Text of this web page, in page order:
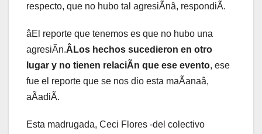
respecto, que no hubo tal agresiÃnâ, respondiÃ.
âEl reporte que tenemos es que no hubo una
agresiÃn.ÂLos hechos sucedieron en otro
lugar y no tienen relaciÃn que ese evento, ese
fue el reporte que se nos dio esta maÃanaâ,
aÃadiÃ.
Esta madrugada, Ceci Flores -del colectivo